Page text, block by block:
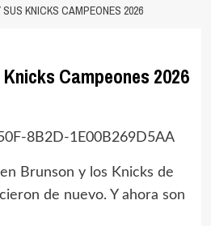
KNICKS CAMPEONES 2026
Campeones 2026
Brunson y los Knicks de
de nuevo. Y ahora son